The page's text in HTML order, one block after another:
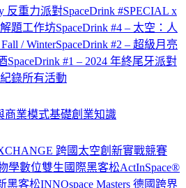
反重力派對SpaceDrink #SPECIAL x
題工作坊SpaceDrink #4 – 太空：人
/ WinterSpaceDrink #2 – 超級月亮
SpaceDrink #1 – 2024 年終尾牙派對
錄所有活動
商業模式基礎創業知識
跨國太空創新實戰競賽
學數位雙生國際黑客松ActInSpace®
黑客松INNOspace Masters 德國跨界